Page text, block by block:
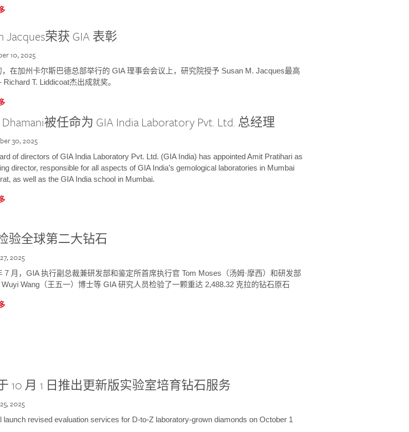
Jacques荣获 GIA 表彰
10, 2025
，在加州卡尔斯巴德总部举行的 GIA 理事会会议上，研究院授予 Susan M. Jacques最高
T. Liddicoat杰出成就奖。
被任命为 GIA India Laboratory Pvt. Ltd. 总经理
30, 2025
of directors of GIA India Laboratory Pvt. Ltd. (GIA India) has appointed Amit Pratihari as
director, responsible for all aspects of GIA India’s gemological laboratories in Mumbai
as well as the GIA India school in Mumbai.
验全球第二大钻石
2025
7 月，GIA 执行副总裁兼研发部和鉴定所首席执行官 Tom Moses（汤姆·摩西）和研发部
Wang（王五一）博士等 GIA 研究人员检验了一颗重达 2,488.32 克拉的钻石原石
10 月 1 日推出更新版实验室培育钻石服务
2025
launch revised evaluation services for D-to-Z laboratory-grown diamonds on October 1